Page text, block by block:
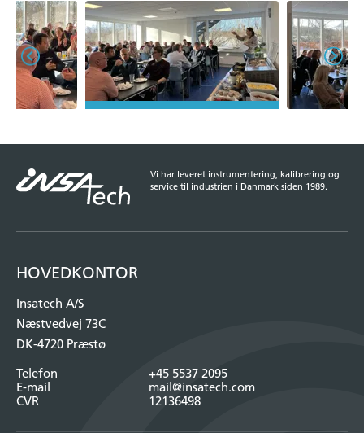
Vi har leveret instrumentering, kalibrering og
service til industrien i Danmark siden 1989.
HOVEDKONTOR
Insatech A/S
Næstvedvej 73C
DK-4720 Præstø
Telefon
+45 5537 2095
E-mail
mail@insatech.com
CVR
12136498